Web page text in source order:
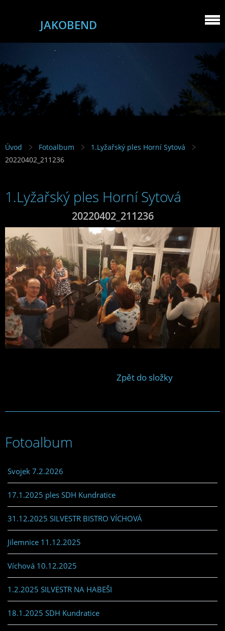
JAKOBEND
Úvod Fotoalbum
1.Lyžařský ples Horní Sytová
20220402_211236
1.Lyžařský ples Horní Sytová
20220402_211236
Zpět do složky
Fotoalbum
Svojek 7.2.2026
17.1.2025 ples SDH Kundratice
31.12.2025 SILVESTR BISTRO VÍCHOVÁ
Jilemnice 11.12.2025
Víchová 10.12.2025
1.2.2025 SILVESTR NA HABEŠI
18.1.2025 SDH Kundratice